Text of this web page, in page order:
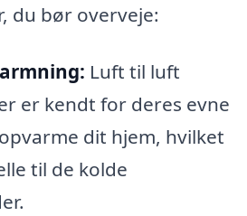
du bør overveje:
Luft til luft
er kendt for deres evne
dit hjem, hvilket
til de kolde